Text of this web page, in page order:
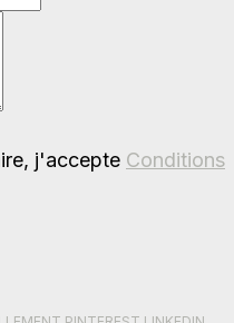
j'accepte Conditions